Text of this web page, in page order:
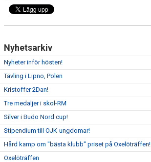
KONTAKT
MEDLEMSKAP
KALENDER
Nyhetsarkiv
Nyheter inför hösten!
Tävling i Lipno, Polen
Kristoffer 2Dan!
Tre medaljer i skol-RM
Silver i Budo Nord cup!
Stipendium till OJK-ungdomar!
Hård kamp om "bästa klubb" priset på Oxelöträffen!
Oxelöträffen